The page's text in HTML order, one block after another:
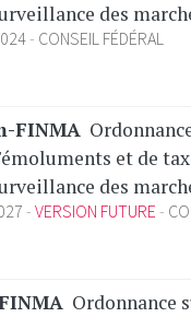
des
CONSEIL FÉDÉRAL
FINMA
et de
des
VERSION FUTURE
Ordonnance